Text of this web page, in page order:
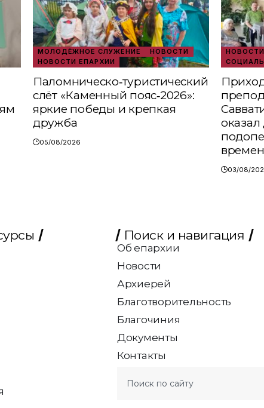
МОЛОДЁЖНОЕ СЛУЖЕНИЕ
НОВОСТИ
НОВОСТИ ЕПАРХИИ
Паломническо‑туристический
слёт «Каменный пояс‑2026»:
яркие победы и крепкая
дружба
05/08/2026
НОВОСТИ
03/08/
Поиск и навигация
Об епархии
Новости
Архиерей
Благотворительность
Благочиния
Документы
Контакты